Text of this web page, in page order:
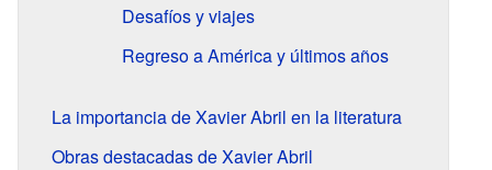
Desafíos y viajes
Regreso a América y últimos años
La importancia de Xavier Abril en la literatura
Obras destacadas de Xavier Abril